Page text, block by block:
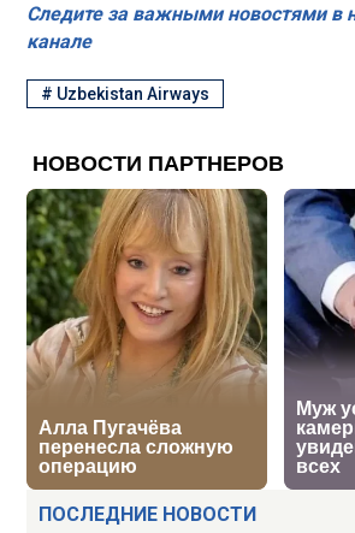
ПОСЛЕДНИЕ НОВОСТИ
Следите за важными новостями в
канале
# Uzbekistan Airways